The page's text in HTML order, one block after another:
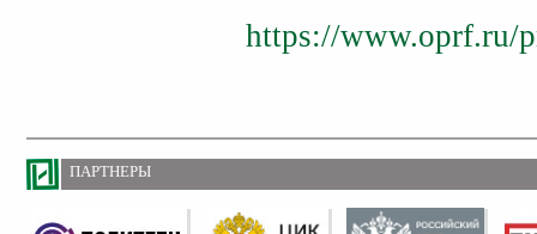
https://www.oprf.ru/
ПАРТНЕРЫ